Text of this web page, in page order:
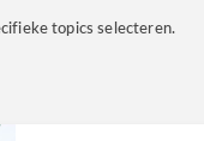
topics selecteren.